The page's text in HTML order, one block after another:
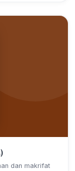
dan makrifat